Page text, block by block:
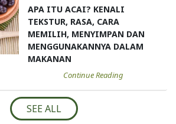
APA ITU ACAI? KENALI
TEKSTUR, RASA, CARA
MEMILIH, MENYIMPAN DAN
MENGGUNAKANNYA DALAM
MAKANAN
Continue Reading
SEE ALL